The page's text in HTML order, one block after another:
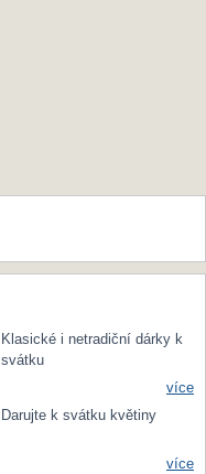
Klasické i netradiční dárky k
svátku
více
Darujte k svátku květiny
více